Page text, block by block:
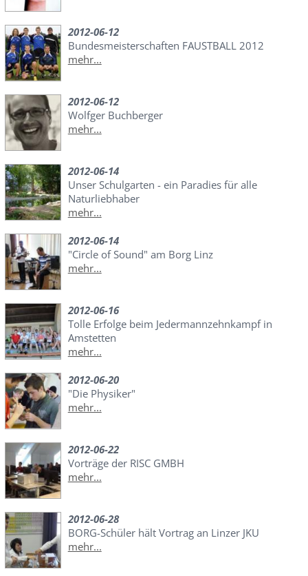
2012-06-12
Bundesmeisterschaften FAUSTBALL 2012
mehr...
2012-06-12
Wolfger Buchberger
mehr...
2012-06-14
Unser Schulgarten - ein Paradies für alle
Naturliebhaber
mehr...
2012-06-14
"Circle of Sound" am Borg Linz
mehr...
2012-06-16
Tolle Erfolge beim Jedermannzehnkampf in
Amstetten
mehr...
2012-06-20
"Die Physiker"
mehr...
2012-06-22
Vorträge der RISC GMBH
mehr...
2012-06-28
BORG-Schüler hält Vortrag an Linzer JKU
mehr...